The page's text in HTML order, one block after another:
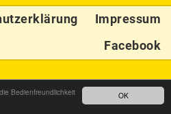
OK
Bedienfreundlichkeit
Impressum
Facebook